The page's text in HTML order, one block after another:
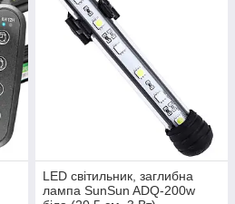
LED світильник, заглибна
лампа SunSun ADQ-200w